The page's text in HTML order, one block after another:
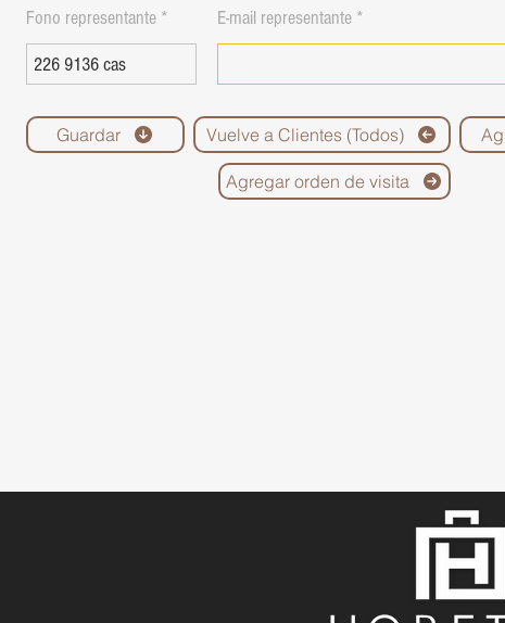
Fono representante E-mail representante
Guardar Vuelve a Clientes (Todos)
Agregar orden de visita